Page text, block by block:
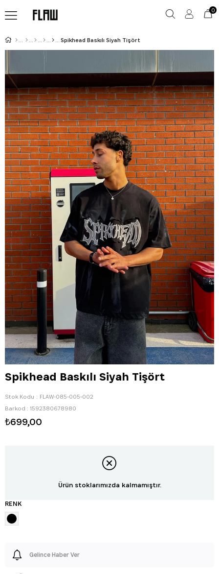
0
Spikhead Baskılı Siyah Tişört
Spikhead Baskılı Siyah Tişört
Stok Kodu
FLAW-085-005-002
Barkod : 1592380678980
₺699,00
Ürün stoklarımızda kalmamıştır.
RENK
Gelince Haber Ver